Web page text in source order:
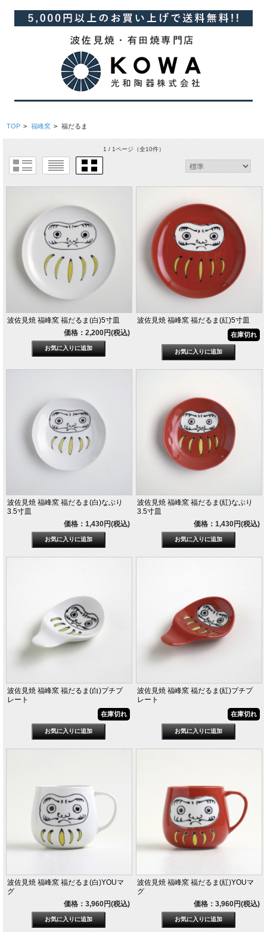
TOP > 福峰窯 > 福だるま
1 / 1ページ（全10件）
波佐見焼 福峰窯 福だるま(白)5寸皿
価格：2,200円(税込)
波佐見焼 福峰窯 福だるま(紅)5寸皿
在庫切れ
波佐見焼 福峰窯 福だるま(白)なぶり
3.5寸皿
価格：1,430円(税込)
波佐見焼 福峰窯 福だるま(紅)なぶり
3.5寸皿
価格：1,430円(税込)
波佐見焼 福峰窯 福だるま(白)プチプ
レート
在庫切れ
波佐見焼 福峰窯 福だるま(紅)プチプ
レート
在庫切れ
波佐見焼 福峰窯 福だるま(白)YOUマ
グ
価格：3,960円(税込)
波佐見焼 福峰窯 福だるま(紅)YOUマ
グ
価格：3,960円(税込)